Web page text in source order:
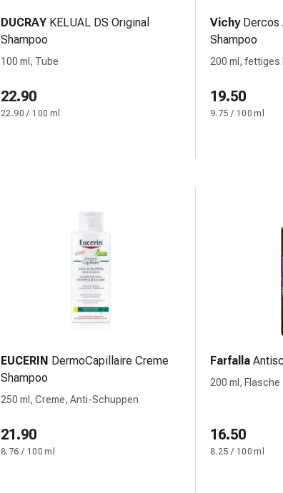
DUCRAY KELUAL DS Original
Shampoo
100 ml, Tube
22.90
22.90 / 100 ml
Vichy Dercos
Shampoo
200 ml, fettiges
19.50
9.75 / 100 ml
EUCERIN DermoCapillaire Creme
Shampoo
250 ml, Creme, Anti-Schuppen
21.90
8.76 / 100 ml
Farfalla
200 ml, Flasche
16.50
8.25 / 100 ml